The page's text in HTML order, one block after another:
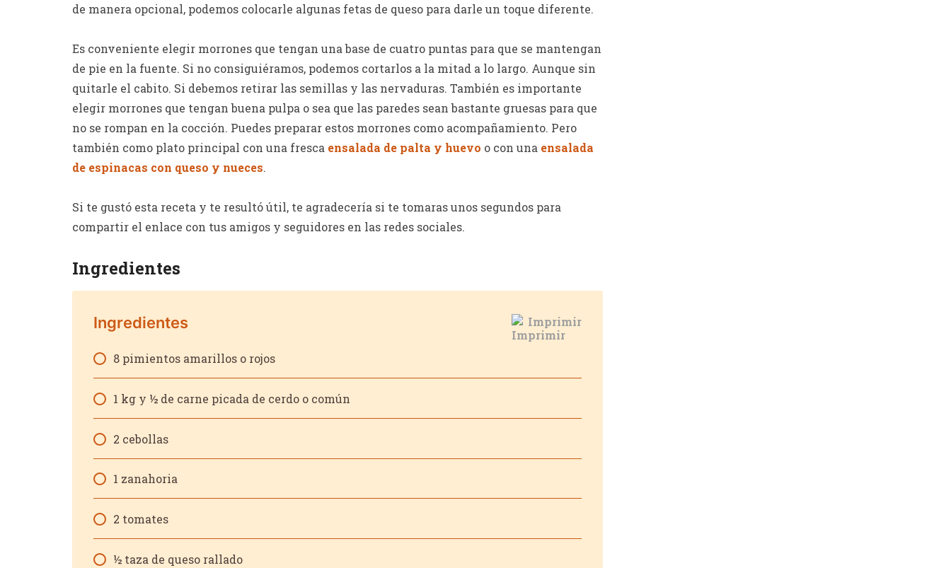
de manera opcional, podemos colocarle algunas fetas de queso para darle un toque diferente.
Es conveniente elegir morrones que tengan una base de cuatro puntas para que se mantengan
de pie en la fuente. Si no consiguiéramos, podemos cortarlos a la mitad a lo largo. Aunque sin
quitarle el cabito. Si debemos retirar las semillas y las nervaduras. También es importante
elegir morrones que tengan buena pulpa o sea que las paredes sean bastante gruesas para que
no se rompan en la cocción. Puedes preparar estos morrones como acompañamiento. Pero
también como plato principal con una fresca ensalada de palta y huevo o con una ensalada
de espinacas con queso y nueces.
Si te gustó esta receta y te resultó útil, te agradecería si te tomaras unos segundos para
compartir el enlace con tus amigos y seguidores en las redes sociales.
Ingredientes
Imprimir
Ingredientes
8 pimientos amarillos o rojos
1 kg y ½ de carne picada de cerdo o común
2 cebollas
1 zanahoria
2 tomates
½ taza de queso rallado